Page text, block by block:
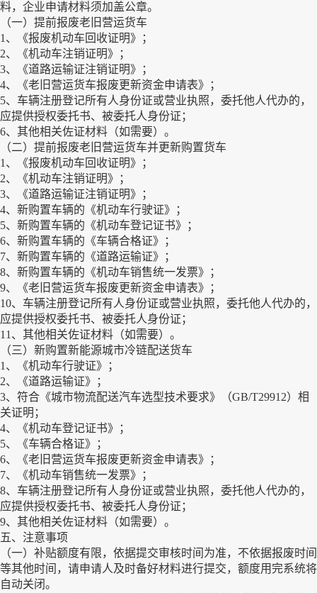
料，企业申请材料须加盖公章。
（一）提前报废老旧营运货车
1、《报废机动车回收证明》；
2、《机动车注销证明》；
3、《道路运输证注销证明》；
4、《老旧营运货车报废更新资金申请表》；
5、车辆注册登记所有人身份证或营业执照，委托他人代办的，
应提供授权委托书、被委托人身份证；
6、其他相关佐证材料（如需要）。
（二）提前报废老旧营运货车并更新购置货车
1、《报废机动车回收证明》；
2、《机动车注销证明》；
3、《道路运输证注销证明》；
4、新购置车辆的《机动车行驶证》；
5、新购置车辆的《机动车登记证书》；
6、新购置车辆的《车辆合格证》；
7、新购置车辆的《道路运输证》；
8、新购置车辆的《机动车销售统一发票》；
9、《老旧营运货车报废更新资金申请表》；
10、车辆注册登记所有人身份证或营业执照，委托他人代办的，
应提供授权委托书、被委托人身份证；
11、其他相关佐证材料（如需要）。
（三）新购置新能源城市冷链配送货车
1、《机动车行驶证》；
2、《道路运输证》；
3、符合《城市物流配送汽车选型技术要求》（GB/T29912）相
关证明；
4、《机动车登记证书》；
5、《车辆合格证》；
6、《老旧营运货车报废更新资金申请表》；
7、《机动车销售统一发票》；
8、车辆注册登记所有人身份证或营业执照，委托他人代办的，
应提供授权委托书、被委托人身份证；
9、其他相关佐证材料（如需要）。
五、注意事项
（一）补贴额度有限，依据提交审核时间为准，不依据报废时间
等其他时间，请申请人及时备好材料进行提交，额度用完系统将
自动关闭。